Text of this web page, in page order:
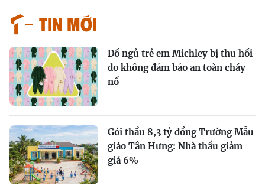
Tin mới
Đồ ngủ trẻ em Michley bị thu hồi
do không đảm bảo an toàn cháy
nổ
Gói thầu 8,3 tỷ đồng Trường Mẫu
giáo Tân Hưng: Nhà thầu giảm
giá 6%